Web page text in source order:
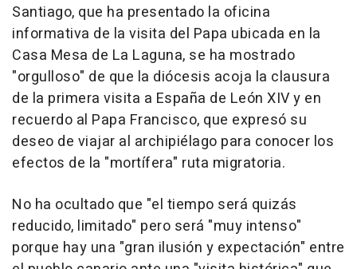
Santiago, que ha presentado la oficina
informativa de la visita del Papa ubicada en la
Casa Mesa de La Laguna, se ha mostrado
"orgulloso" de que la diócesis acoja la clausura
de la primera visita a España de León XIV y en
recuerdo al Papa Francisco, que expresó su
deseo de viajar al archipiélago para conocer los
efectos de la "mortífera" ruta migratoria.
No ha ocultado que "el tiempo será quizás
reducido, limitado" pero será "muy intenso"
porque hay una "gran ilusión y expectación" entre